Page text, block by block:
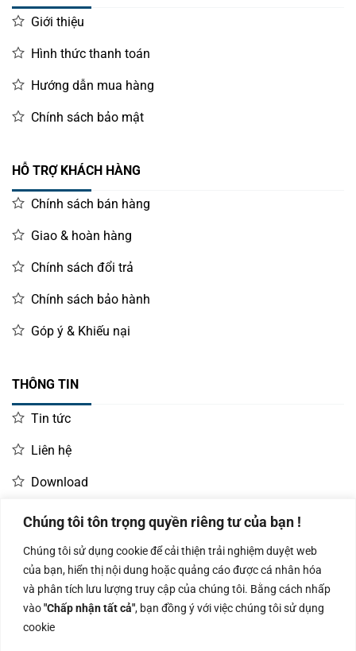
Chúng tôi tôn trọng quyền riêng tư của bạn !
Chúng tôi sử dụng cookie để cải thiện trải nghiệm duyệt web
của bạn, hiển thị nội dung hoặc quảng cáo được cá nhân hóa
và phân tích lưu lượng truy cập của chúng tôi. Bằng cách nhấp
vào"Chấp nhận tất cả", bạn đồng ý với việc chúng tôi sử dụng
cookie
Giới thiệu
Hình thức thanh toán
Hướng dẫn mua hàng
Chính sách bảo mật
HỖ TRỢ KHÁCH HÀNG
Chính sách bán hàng
Giao & hoàn hàng
Chính sách đổi trả
Chính sách bảo hành
Góp ý & Khiếu nại
THÔNG TIN
Tin tức
Liên hệ
Download
LIÊN HỆ MUA HÀNG
Kinh doanh:
0966.93.1717
KD Dự Án: 0987
835 345
Kế Toán:
0987.919.040